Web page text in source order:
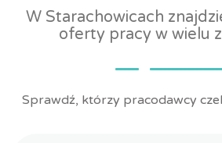
W Starachowicach
oferty pracy w wielu
Sprawdź, którzy pracodawcy